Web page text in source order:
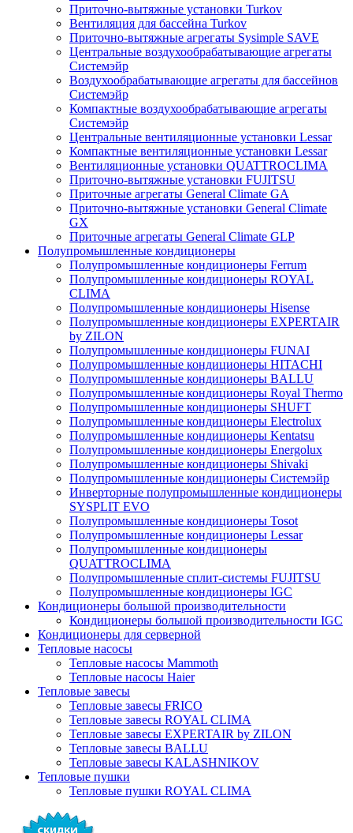
Приточно-вытяжные установки Turkov
Вентиляция для бассейна Turkov
Приточно-вытяжные агрегаты Sysimple SAVE
Центральные воздухообрабатывающие агрегаты
Системэйр
Воздухообрабатывающие агрегаты для бассейнов
Системэйр
Компактные воздухообрабатывающие агрегаты
Системэйр
Центральные вентиляционные установки Lessar
Компактные вентиляционные установки Lessar
Вентиляционные установки QUATTROCLIMA
Приточно-вытяжные установки FUJITSU
Приточные агрегаты General Climate GA
Приточно-вытяжные установки General Climate
GX
Приточные агрегаты General Climate GLP
Полупромышленные кондиционеры
Полупромышленные кондиционеры Ferrum
Полупромышленные кондиционеры ROYAL
CLIMA
Полупромышленные кондиционеры Hisense
Полупромышленные кондиционеры EXPERTAIR
by ZILON
Полупромышленные кондиционеры FUNAI
Полупромышленные кондиционеры HITACHI
Полупромышленные кондиционеры BALLU
Полупромышленные кондиционеры Royal Thermo
Полупромышленные кондиционеры SHUFT
Полупромышленные кондиционеры Electrolux
Полупромышленные кондиционеры Kentatsu
Полупромышленные кондиционеры Energolux
Полупромышленные кондиционеры Shivaki
Полупромышленные кондиционеры Системэйр
Инверторные полупромышленные кондиционеры
SYSPLIT EVO
Полупромышленные кондиционеры Tosot
Полупромышленные кондиционеры Lessar
Полупромышленные кондиционеры
QUATTROCLIMA
Полупромышленные сплит-системы FUJITSU
Полупромышленные кондиционеры IGC
Кондиционеры большой производительности
Кондиционеры большой производительности IGC
Кондиционеры для серверной
Тепловые насосы
Тепловые насосы Mammoth
Тепловые насосы Haier
Тепловые завесы
Тепловые завесы FRICO
Тепловые завесы ROYAL CLIMA
Тепловые завесы EXPERTAIR by ZILON
Тепловые завесы BALLU
Тепловые завесы KALASHNIKOV
Тепловые пушки
Тепловые пушки ROYAL CLIMA